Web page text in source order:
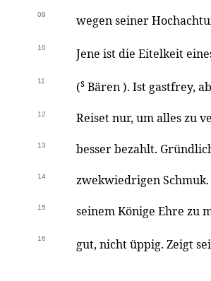
09 wegen seiner
10 Jene ist die Eitelkeit
11 (s Bären ). Ist gastfrey,
12 Reiset nur, um alles zu
13 besser bezahlt.
14 zwekwiedrigen
15 seinem Könige Ehre zu
16 gut, nicht üppig. Zeigt